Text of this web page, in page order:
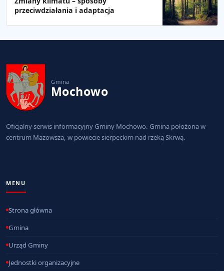
przeciwdziałania i adaptacja
Gmina
Mochowo
Oficjalny serwis informacyjny Gminy Mochowo. Gmina położona w
centrum Mazowsza, w powiecie sierpeckim nad rzeką Skrwą.
MENU
Strona główna
Gmina
Urząd Gminy
Jednostki organizacyjne